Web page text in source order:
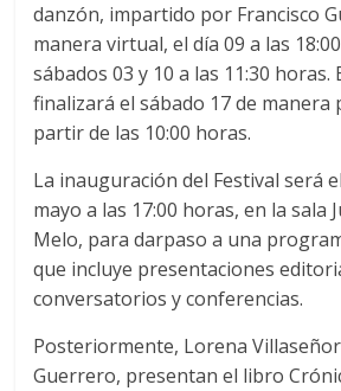
danzón, impartido por Francisco
manera virtual, el día 09 a las
sábados 03 y 10 a las 11:30 horas.
finalizará el sábado 17 de manera
partir de las 10:00 horas.
La inauguración del Festival será
mayo a las 17:00 horas, en la sala
Melo, para darpaso a una
que incluye presentaciones
conversatorios y conferencias.
Posteriormente, Lorena
Guerrero, presentan el libro